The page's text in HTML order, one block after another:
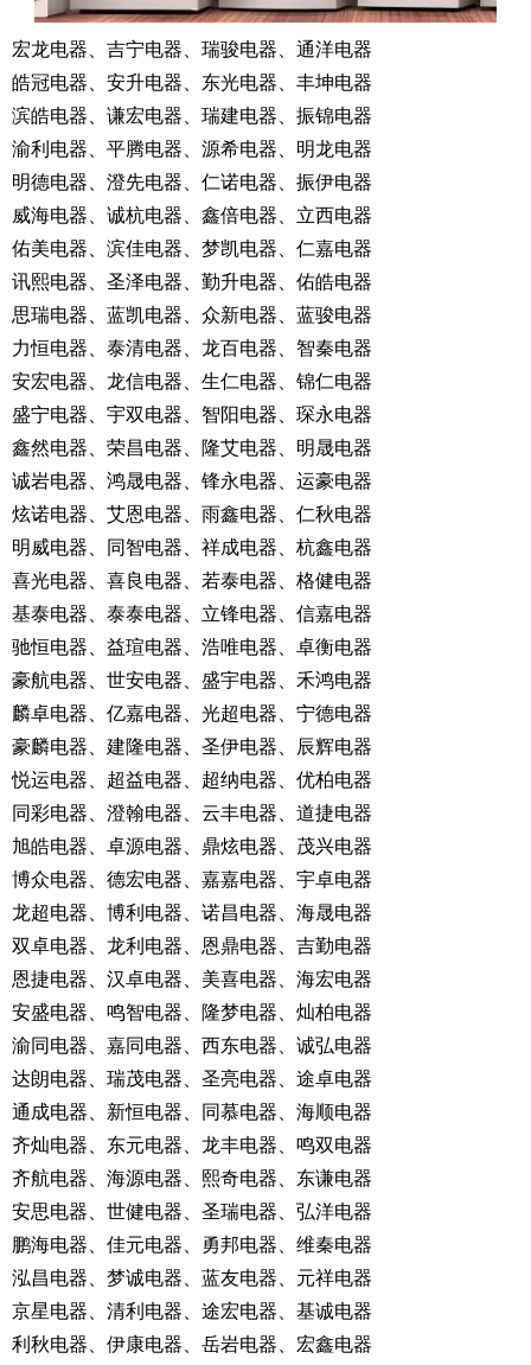
宏龙电器、吉宁电器、瑞骏电器、通洋电器
皓冠电器、安升电器、东光电器、丰坤电器
滨皓电器、谦宏电器、瑞建电器、振锦电器
渝利电器、平腾电器、源希电器、明龙电器
明德电器、澄先电器、仁诺电器、振伊电器
威海电器、诚杭电器、鑫倍电器、立西电器
佑美电器、滨佳电器、梦凯电器、仁嘉电器
讯熙电器、圣泽电器、勤升电器、佑皓电器
思瑞电器、蓝凯电器、众新电器、蓝骏电器
力恒电器、泰清电器、龙百电器、智秦电器
安宏电器、龙信电器、生仁电器、锦仁电器
盛宁电器、宇双电器、智阳电器、琛永电器
鑫然电器、荣昌电器、隆艾电器、明晟电器
诚岩电器、鸿晟电器、锋永电器、运豪电器
炫诺电器、艾恩电器、雨鑫电器、仁秋电器
明威电器、同智电器、祥成电器、杭鑫电器
喜光电器、喜良电器、若泰电器、格健电器
基泰电器、泰泰电器、立锋电器、信嘉电器
驰恒电器、益瑄电器、浩唯电器、卓衡电器
豪航电器、世安电器、盛宇电器、禾鸿电器
麟卓电器、亿嘉电器、光超电器、宁德电器
豪麟电器、建隆电器、圣伊电器、辰辉电器
悦运电器、超益电器、超纳电器、优柏电器
同彩电器、澄翰电器、云丰电器、道捷电器
旭皓电器、卓源电器、鼎炫电器、茂兴电器
博众电器、德宏电器、嘉嘉电器、宇卓电器
龙超电器、博利电器、诺昌电器、海晟电器
双卓电器、龙利电器、恩鼎电器、吉勤电器
恩捷电器、汉卓电器、美喜电器、海宏电器
安盛电器、鸣智电器、隆梦电器、灿柏电器
渝同电器、嘉同电器、西东电器、诚弘电器
达朗电器、瑞茂电器、圣亮电器、途卓电器
通成电器、新恒电器、同慕电器、海顺电器
齐灿电器、东元电器、龙丰电器、鸣双电器
齐航电器、海源电器、熙奇电器、东谦电器
安思电器、世健电器、圣瑞电器、弘洋电器
鹏海电器、佳元电器、勇邦电器、维秦电器
泓昌电器、梦诚电器、蓝友电器、元祥电器
京星电器、清利电器、途宏电器、基诚电器
利秋电器、伊康电器、岳岩电器、宏鑫电器